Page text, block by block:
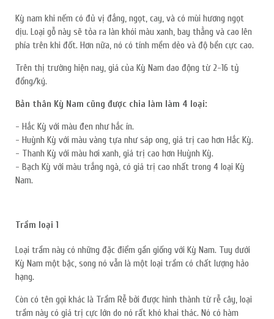
Kỳ nam khi nếm có đủ vị đắng, ngọt, cay, và có mùi hương ngọt
dịu. Loại gỗ này sẽ tỏa ra làn khói màu xanh, bay thẳng và cao lên
phía trên khi đốt. Hơn nữa, nó có tính mềm dẻo và độ bền cực cao.
Trên thị trường hiện nay, giá của Kỳ Nam dao động từ 2-16 tỷ
đồng/ký.
Bản thân Kỳ Nam cũng được chia làm làm 4 loại:
- Hắc Kỳ với màu đen như hắc ín.
- Huỳnh Kỳ với màu vàng tựa như sáp ong, giá trị cao hơn Hắc Kỳ.
- Thanh Kỳ với màu hơi xanh, giá trị cao hơn Huỳnh Kỳ.
- Bạch Kỳ với màu trắng ngà, có giá trị cao nhất trong 4 loại Kỳ
Nam.
Trầm loại 1
Loại trầm này có những đặc điểm gần giống với Kỳ Nam. Tuy dưới
Kỳ Nam một bậc, song nó vẫn là một loại trầm có chất lượng hảo
hạng.
Còn có tên gọi khác là Trầm Rễ bởi được hình thành từ rễ cây, loại
trầm này có giá trị cực lớn do nó rất khó khai thác. Nó có hàm